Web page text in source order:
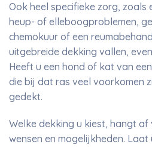
Ook heel specifieke zorg, zoals
heup- of elleboogproblemen,
chemokuur of een
uitgebreide dekking vallen,
Heeft u een hond of kat van
die bij dat ras veel voorkomen
gedekt.
Welke dekking u kiest, hangt
wensen en mogelijkheden.